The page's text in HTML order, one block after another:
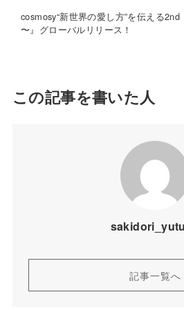
cosmosy“新世界の愛し方”を伝える
〜』グローバルリリース！
この記事を書いた人
記事一覧へ